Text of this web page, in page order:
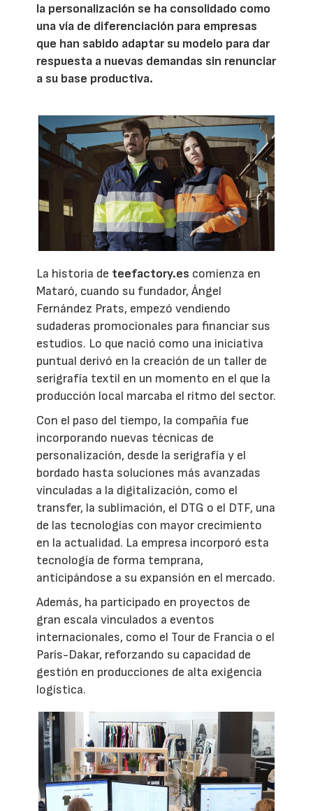
la personalización se ha consolidado como
una vía de diferenciación para empresas
que han sabido adaptar su modelo para dar
respuesta a nuevas demandas sin renunciar
a su base productiva.
La historia de teefactory.es comienza en
Mataró, cuando su fundador, Ángel
Fernández Prats, empezó vendiendo
sudaderas promocionales para financiar sus
estudios. Lo que nació como una iniciativa
puntual derivó en la creación de un taller de
serigrafía textil en un momento en el que la
producción local marcaba el ritmo del sector.
Con el paso del tiempo, la compañía fue
incorporando nuevas técnicas de
personalización, desde la serigrafía y el
bordado hasta soluciones más avanzadas
vinculadas a la digitalización, como el
transfer, la sublimación, el DTG o el DTF, una
de las tecnologías con mayor crecimiento
en la actualidad. La empresa incorporó esta
tecnología de forma temprana,
anticipándose a su expansión en el mercado.
Además, ha participado en proyectos de
gran escala vinculados a eventos
internacionales, como el Tour de Francia o el
París-Dakar, reforzando su capacidad de
gestión en producciones de alta exigencia
logística.